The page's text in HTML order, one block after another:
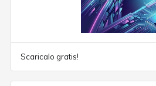
Scaricalo gratis!